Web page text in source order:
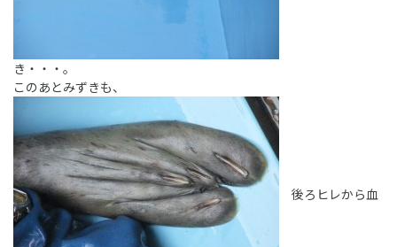
き・・・。
このあとみずきも、
後ろヒレから血